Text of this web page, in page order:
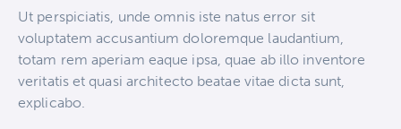
Ut perspiciatis, unde omnis iste natus error sit
voluptatem accusantium doloremque laudantium,
totam rem aperiam eaque ipsa, quae ab illo inventore
veritatis et quasi architecto beatae vitae dicta sunt,
explicabo.